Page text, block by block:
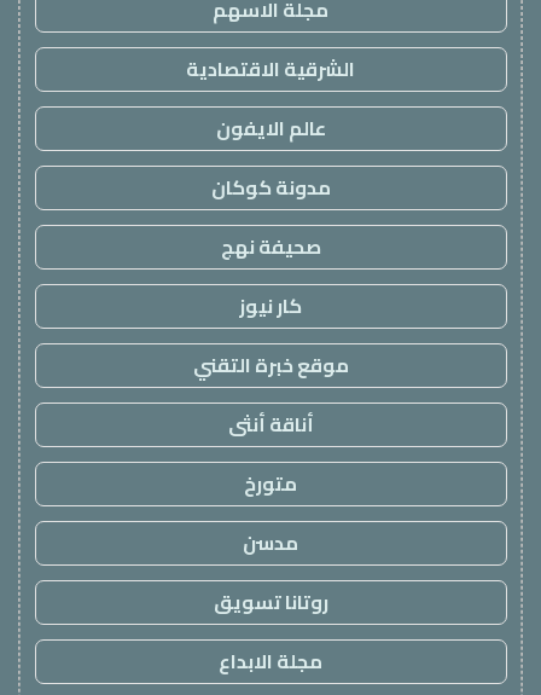
مجلة الاسهم
الشرقية الاقتصادية
عالم الايفون
مدونة كوكان
صحيفة نهج
كار نيوز
موقع خبرة التقني
أناقة أنثى
متورخ
مدسن
روتانا تسويق
مجلة الابداع